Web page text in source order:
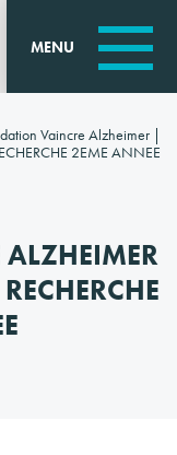
MENU
Vaincre Alzheimer |
2EME ANNEE